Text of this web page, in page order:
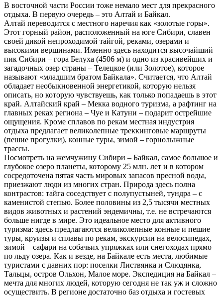
В восточной части России тоже немало мест для прекрасного
отдыха. В первую очередь – это Алтай и Байкал.
Алтай переводится с местного наречия как «золотые горы».
Этот горный район, расположенный на юге Сибири, славен
своей дикой непроходимой тайгой, реками, озерами и
высокими вершинами. Именно здесь находится высочайший
пик Сибири – гора Белуха (4506 м) и одно из красивейших и
загадочных озер страны – Телецкое (или Золотое), которое
называют «младшим братом Байкала». Считается, что Алтай
обладает необыкновенной энергетикой, которую нельзя
описать, но которую чувствуешь, как только попадаешь в этот
край. Алтайский край – Мекка водного туризма, а рафтинг на
главных реках региона – Чуе и Катуни – подарит острейшие
ощущения. Кроме сплавов по рекам местная индустрия
отдыха предлагает великолепные треккинговые маршруты
(пешие прогулки), конные туры, зимой – горнолыжные
трассы.
Посмотреть на жемчужину Сибири – Байкал, самое большое и
глубокое озеро планеты, которому 25 млн. лет и в котором
сосредоточена пятая часть мировых запасов пресной воды,
приезжают люди из многих стран. Природа здесь полна
контрастов: тайга соседствует с полупустыней, тундра – с
каменистой степью. Более половины из 2,5 тысячи местных
видов животных и растений эндемичны, т.е. не встречаются
больше нигде в мире. Это идеальное место для активного
туризма: здесь предлагаются великолепные конные и пешие
туры, круизы и сплавы по рекам, экскурсии на велосипедах,
зимой – сафари на собачьих упряжках или снегоходах прямо
по льду озера. Как и везде, на Байкале есть места, любимые
туристами с давних пор: поселки Листвянка и Слюдянка,
Тальцы, остров Ольхон, Малое море. Экспедиция на Байкал –
мечта для многих людей, которую сегодня не так уж и сложно
осуществить. В регионе достаточно баз отдыха и гостевых